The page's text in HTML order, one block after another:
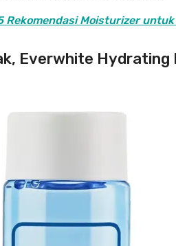
Rekomendasi Moisturizer
Everwhite Hydrating